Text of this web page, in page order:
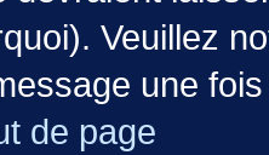
Veuillez
une
de page